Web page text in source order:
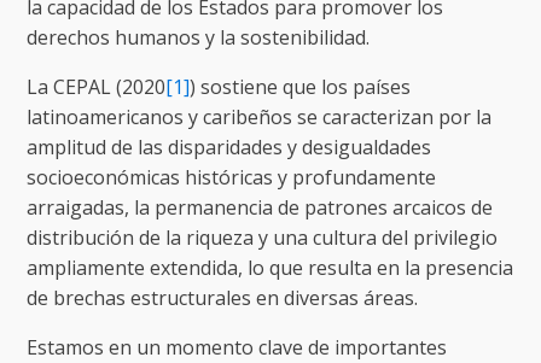
la capacidad de los Estados para promover los
derechos humanos y la sostenibilidad.
La CEPAL (2020[1]) sostiene que los países
latinoamericanos y caribeños se caracterizan por la
amplitud de las disparidades y desigualdades
socioeconómicas históricas y profundamente
arraigadas, la permanencia de patrones arcaicos de
distribución de la riqueza y una cultura del privilegio
ampliamente extendida, lo que resulta en la presencia
de brechas estructurales en diversas áreas.
Estamos en un momento clave de importantes